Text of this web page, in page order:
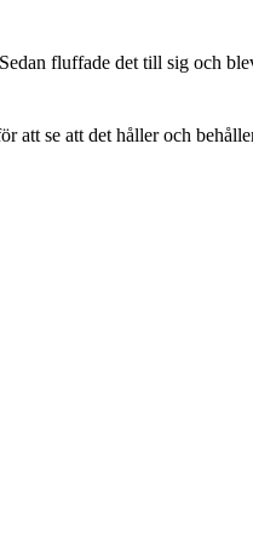
fluffade det till sig och
att se att det håller och